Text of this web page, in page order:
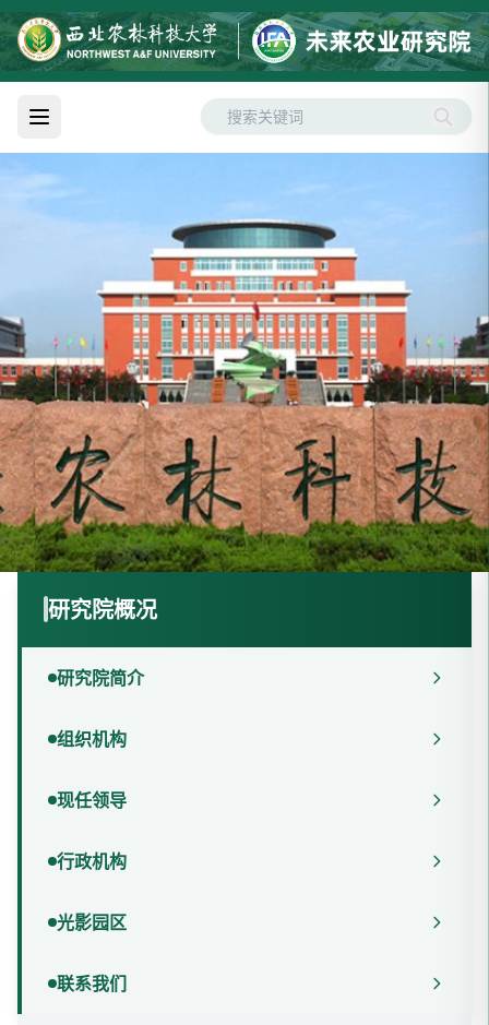
研究院概况
研究院简介
组织机构
现任领导
行政机构
光影园区
联系我们